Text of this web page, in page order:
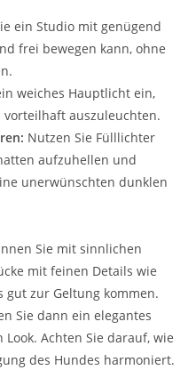
ein Studio mit genügend
frei bewegen kann, ohne
weiches Hauptlicht ein,
auszuleuchten.
Nutzen Sie Fülllichter
aufzuhellen und
unerwünschten dunklen
Sie mit sinnlichen
mit feinen Details wie
gut zur Geltung kommen.
Sie dann ein elegantes
Achten Sie darauf, wie
des Hundes harmoniert.